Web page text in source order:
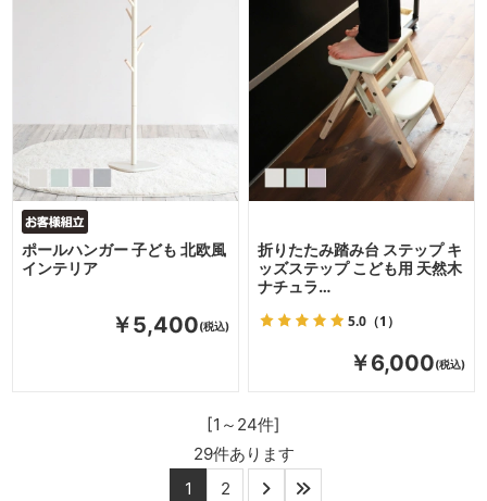
ポールハンガー 子ども 北欧風
インテリア
￥5,400
折りたたみ踏み台 ステップ キ
ッズステップ こども用 天然木
ナチュラ…
5.0（1）
￥6,000
[1～24件]
29件あります
1
2